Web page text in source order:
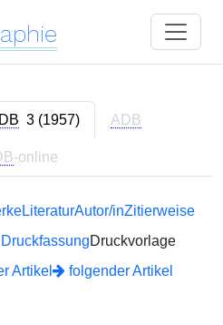
3 (1957) ADB
-online
LiteraturAutor/inZitierweise
Druckvorlage
Artikel folgender Artikel